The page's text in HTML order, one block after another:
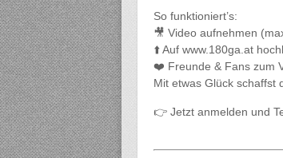
So funktioniert’s:
🎥 Video aufnehmen
⬆️ Auf www.180ga.at
❤️ Freunde & Fans zum
Mit etwas Glück schaffst
👉 Jetzt anmelden und